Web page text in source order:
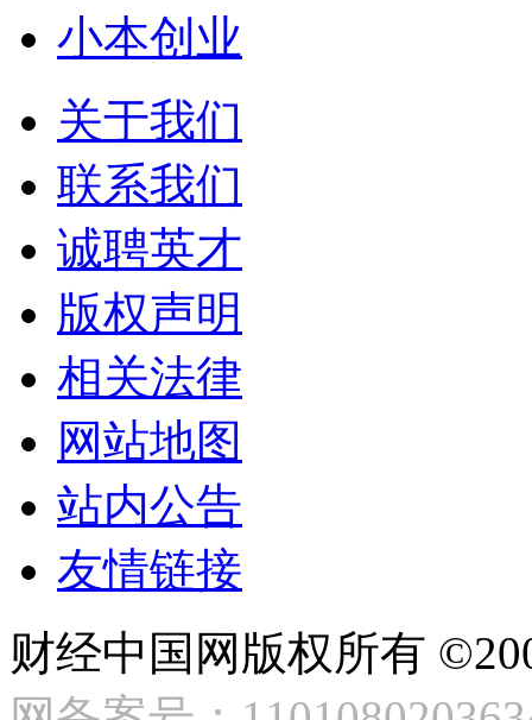
小本创业
关于我们
联系我们
诚聘英才
版权声明
相关法律
网站地图
站内公告
友情链接
财经中国网版权所有